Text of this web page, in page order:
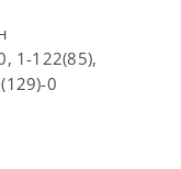
1-122(85),
0